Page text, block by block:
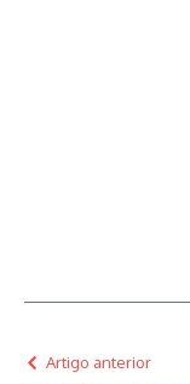
Artigo anterior